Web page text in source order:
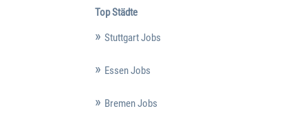
Top Städte
Stuttgart Jobs
Essen Jobs
Bremen Jobs